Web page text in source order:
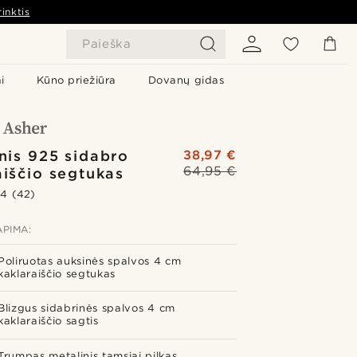
Paieška
Kūno priežiūra Dovanų gidas
925 sidabro
segtukas
64,95 €
38,97 €
(42)
auksinės spalvos 4 cm
segtukas
sidabrinės spalvos 4 cm
sagtis